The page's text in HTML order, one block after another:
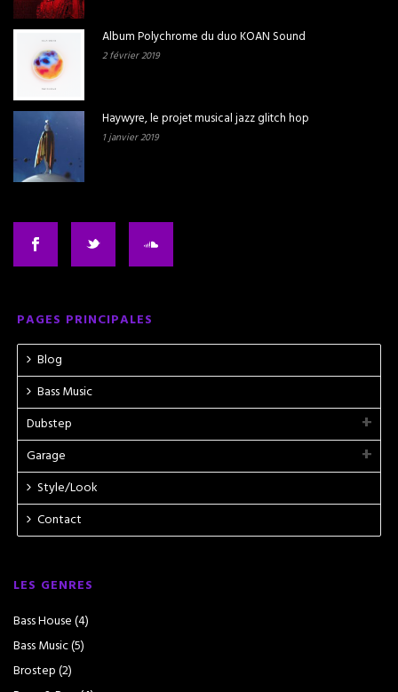
Album Polychrome du duo KOAN Sound
2 février 2019
Haywyre, le projet musical jazz glitch hop
1 janvier 2019
PAGES PRINCIPALES
Blog
Bass Music
Dubstep
Garage
Style/Look
Contact
LES GENRES
Bass House(4)
Bass Music(5)
Brostep(2)